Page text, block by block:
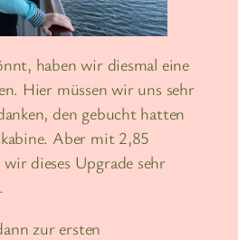
haben wir diesmal eine
Hier müssen wir uns sehr
den gebucht hatten
Aber mit 2,85
wir dieses Upgrade sehr
zur ersten